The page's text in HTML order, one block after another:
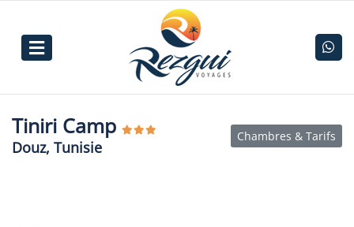
Tiniri Camp
Douz, Tunisie
Chambres & Tarifs